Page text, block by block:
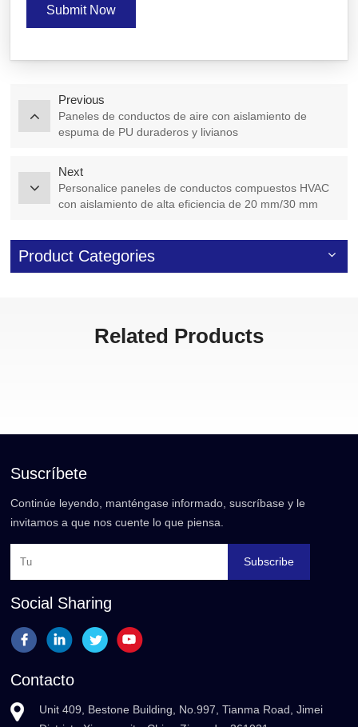
Submit Now
Previous
Paneles de conductos de aire con aislamiento de
espuma de PU duraderos y livianos
Next
Personalice paneles de conductos compuestos HVAC
con aislamiento de alta eficiencia de 20 mm/30 mm
Product Categories
Related Products
Suscríbete
Continúe leyendo, manténgase informado, suscríbase y le
invitamos a que nos cuente lo que piensa.
Subscribe
Social Sharing
Contacto
Unit 409, Bestone Building, No.997, Tianma Road, Jimei